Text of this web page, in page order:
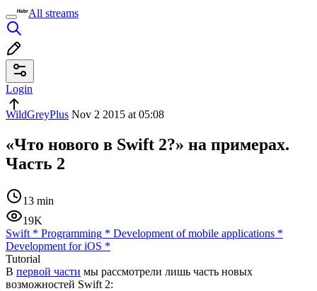
All streams
Login
WildGreyPlus Nov 2 2015 at 05:08
«Что нового в Swift 2?» на примерах.
Часть 2
13 min
19K
Swift * Programming * Development of mobile applications *
Development for iOS *
Tutorial
В первой части мы рассмотрели лишь часть новых
возможностей Swift 2: